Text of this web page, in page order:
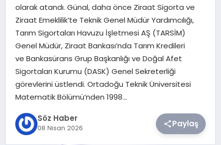
TEKNOLOJI
SIYASET
YAŞAM
olarak atandı. Günal, daha önce Ziraat Sigorta ve
Ziraat Emeklilik’te Teknik Genel Müdür Yardımcılığı,
Tarım Sigortaları Havuzu İşletmesi AŞ (TARSİM)
Genel Müdür, Ziraat Bankası’nda Tarım Kredileri
ve Bankasürans Grup Başkanlığı ve Doğal Afet
Sigortaları Kurumu (DASK) Genel Sekreterliği
görevlerini üstlendi. Ortadoğu Teknik Üniversitesi
Matematik Bölümü’nden 1998…
Söz Haber
08 Nisan 2026 Paylaş